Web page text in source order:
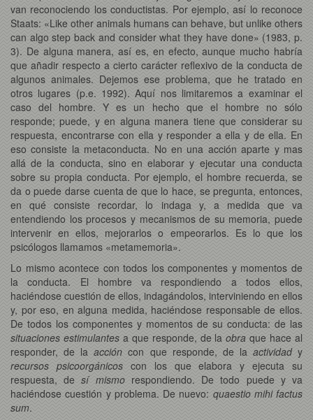
van reconociendo los conductistas. Por ejemplo, así lo reconoce
Staats: «Like other animals humans can behave, but unlike others
can algo step back and consider what they have done» (1983, p.
3). De alguna manera, así es, en efecto, aunque mucho habría
que añadir respecto a cierto carácter reflexivo de la conducta de
algunos animales. Dejemos ese problema, que he tratado en
otros lugares (p.e. 1992). Aquí nos limitaremos a examinar el
caso del hombre. Y es un hecho que el hombre no sólo
responde; puede, y en alguna manera tiene que considerar su
respuesta, encontrarse con ella y responder a ella y de ella. En
eso consiste la metaconducta. No en una acción aparte y mas
allá de la conducta, sino en elaborar y ejecutar una conducta
sobre su propia conducta. Por ejemplo, el hombre recuerda, se
da o puede darse cuenta de que lo hace, se pregunta, entonces,
en qué consiste recordar, lo indaga y, a medida que va
entendiendo los procesos y mecanismos de su memoria, puede
intervenir en ellos, mejorarlos o empeorarlos. Es lo que los
psicólogos llamamos «metamemoria».
Lo mismo acontece con todos los componentes y momentos de
la conducta. El hombre va respondiendo a todos ellos,
haciéndose cuestión de ellos, indagándolos, interviniendo en ellos
y, por eso, en alguna medida, haciéndose responsable de ellos.
De todos los componentes y momentos de su conducta: de las
situaciones estimulantes a que responde, de laobra que hace al
responder, de laacción con que responde, de la actividady
recursos psicoorgánicoscon los que elabora y ejecuta su
respuesta, desí mismorespondiendo. De todo puede y va
haciéndose cuestión y problema. De nuevo: quaestio mihi factus
sum.